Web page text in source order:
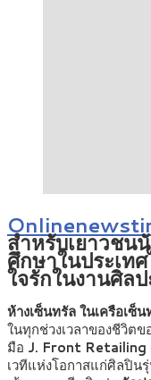
สำหรับเยาวชน
ศึกษาในประเท
ใจรักในงานศิล
ห้างเซ็นทรัล ในเครือเซ็น
ในทุกช่วงเวลาของชีวิต
มือ J. Front Retailing
เวทีแห่งโอกาสแก่ศิลปิน